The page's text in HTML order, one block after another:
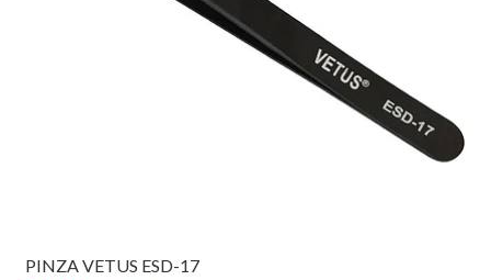
PINZA VETUS ESD-17